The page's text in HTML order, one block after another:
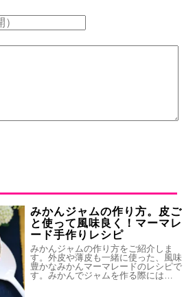
みかんジャムの作り方。皮ご
と使って風味良く！マーマレ
ード手作りレシピ
みかんジャムの作り方をご紹介しま
す。外皮や薄皮も一緒に使った、風味
豊かなみかんマーマレードのレシピで
す。みかんでジャムを作る際には…